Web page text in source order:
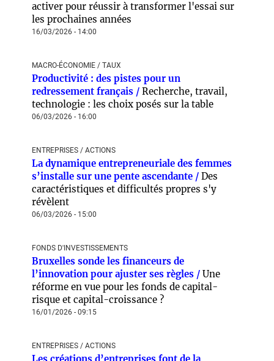
activer pour réussir à transformer l'essai sur
les prochaines années
16/03/2026 - 14:00
MACRO-ÉCONOMIE / TAUX
Productivité : des pistes pour un
redressement français / Recherche, travail,
technologie : les choix posés sur la table
06/03/2026 - 16:00
ENTREPRISES / ACTIONS
La dynamique entrepreneuriale des femmes
s’installe sur une pente ascendante / Des
caractéristiques et difficultés propres s'y
révèlent
06/03/2026 - 15:00
FONDS D'INVESTISSEMENTS
Bruxelles sonde les financeurs de
l’innovation pour ajuster ses règles / Une
réforme en vue pour les fonds de capital-
risque et capital-croissance ?
16/01/2026 - 09:15
ENTREPRISES / ACTIONS